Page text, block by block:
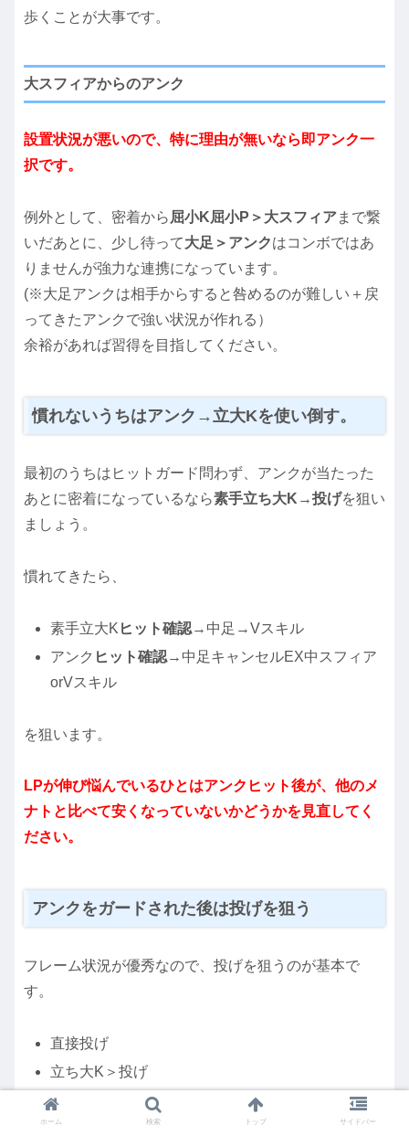
歩くことが大事です。
大スフィアからのアンク
設置状況が悪いので、特に理由が無いなら即アンク一
択です。
例外として、密着から 屈小K屈小P＞大スフィアまで繋
いだあとに、少し待って大足＞アンクはコンボではあ
りませんが強力な連携になっています。
(※大足アンクは相手からすると咎めるのが難しい＋戻
ってきたアンクで強い状況が作れる）
余裕があれば習得を目指してください。
慣れないうちはアンク→立大Kを使い倒す。
最初のうちはヒットガード問わず、アンクが当たった
あとに密着になっているなら素手立ち大K→投げを狙い
ましょう。
慣れてきたら、
素手立大K ヒット確認→中足→Vスキル
アンク ヒット確認→中足キャンセルEX中スフィア
orVスキル
を狙います。
LPが伸び悩んでいるひとはアンクヒット後が、他のメ
ナトと比べて安くなっていないかどうかを見直してく
ださい。
アンクをガードされた後は投げを狙う
フレーム状況が優秀なので、投げを狙うのが基本で
す。
直接投げ
立ち大K＞投げ
屈小K＞投げ
ホーム 検索 トップ サイドバー